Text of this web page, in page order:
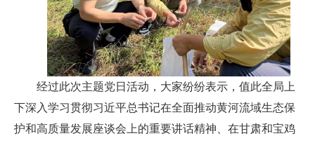
经过此次主题党日活动，大家纷纷表示，值此全局上
下深入学习贯彻习近平总书记在全面推动黄河流域生态保
护和高质量发展座谈会上的重要讲话精神、在甘肃和宝鸡